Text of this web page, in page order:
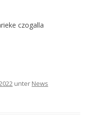
czogalla
unter News